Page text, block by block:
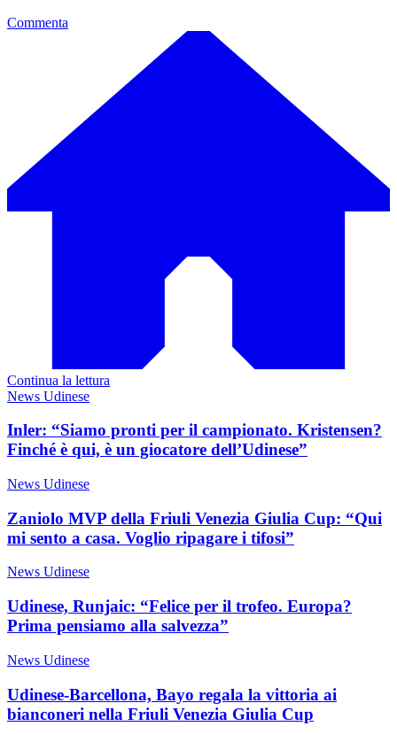
Commenta
Continua la lettura
News Udinese
Inler: “Siamo pronti per il campionato. Kristensen?
Finché è qui, è un giocatore dell’Udinese”
News Udinese
Zaniolo MVP della Friuli Venezia Giulia Cup: “Qui
mi sento a casa. Voglio ripagare i tifosi”
News Udinese
Udinese, Runjaic: “Felice per il trofeo. Europa?
Prima pensiamo alla salvezza”
News Udinese
Udinese-Barcellona, Bayo regala la vittoria ai
bianconeri nella Friuli Venezia Giulia Cup